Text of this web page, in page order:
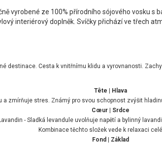
vyrobené ze 100% přírodního sójového vosku
interiérový doplněk. Svíčky přichází ve třech
destinace. Cesta k vnitřnímu klidu a vyrovnanosti.
Tête | Hlava
a zmírňuje stres. Známý pro svou schopnost zvýšit
Cœur | Srdce
- Sladká levandule uvolňuje napětí a bylinný
Kombinace těchto složek vede k relaxaci
Fond | Základ